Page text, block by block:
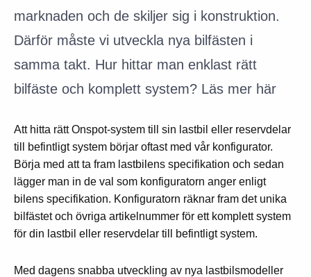
marknaden och de skiljer sig i konstruktion.
Därför måste vi utveckla nya bilfästen i
samma takt. Hur hittar man enklast rätt
bilfäste och komplett system? Läs mer här
Att hitta rätt Onspot-system till sin lastbil eller reservdelar
till befintligt system börjar oftast med vår konfigurator.
Börja med att ta fram lastbilens specifikation och sedan
lägger man in de val som konfiguratorn anger enligt
bilens specifikation. Konfiguratorn räknar fram det unika
bilfästet och övriga artikelnummer för ett komplett system
för din lastbil eller reservdelar till befintligt system.
Med dagens snabba utveckling av nya lastbilsmodeller